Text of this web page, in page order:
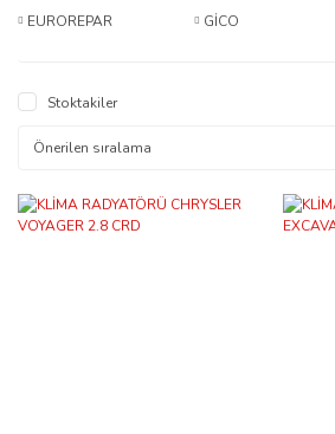
EUROREPAR GİCO
Stoktakiler